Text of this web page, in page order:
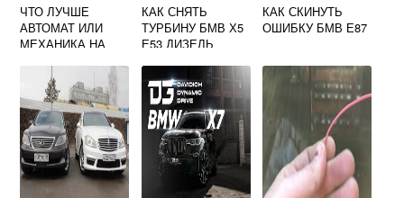
ЧТО ЛУЧШЕ
АВТОМАТ ИЛИ
МЕХАНИКА НА
КАК СНЯТЬ
ТУРБИНУ БМВ Х5
Е53 ДИЗЕЛЬ
КАК СКИНУТЬ
ОШИБКУ БМВ Е87